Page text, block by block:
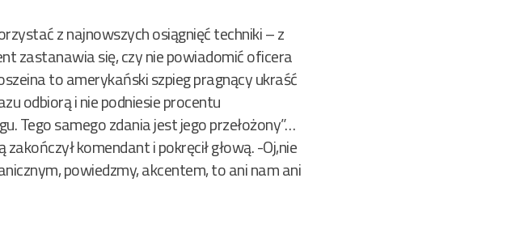
z najnowszych osiągnięć techniki – z
zastanawia się, czy nie powiadomić oficera
to amerykański szpieg pragnący ukraść
odbiorą i nie podniesie procentu
Tego samego zdania jest jego przełożony”…
komendant i pokręcił głową. -Oj,nie
powiedzmy, akcentem, to ani nam ani